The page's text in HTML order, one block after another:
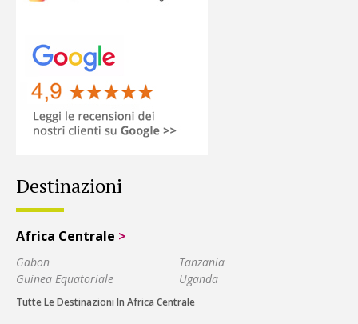
Destinazioni
Africa Centrale >
Gabon
Guinea Equatoriale
Tanzania
Uganda
Tutte Le Destinazioni In Africa Centrale